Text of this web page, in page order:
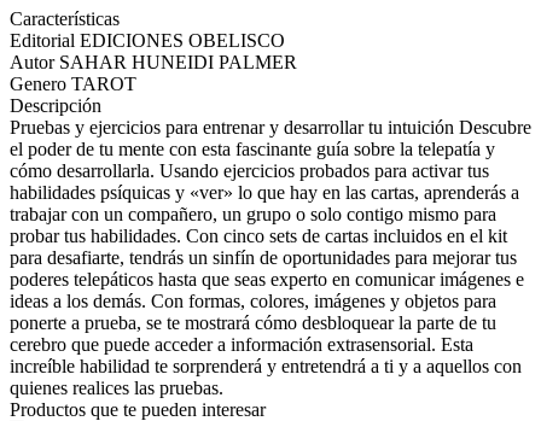
Características
Editorial EDICIONES OBELISCO
Autor SAHAR HUNEIDI PALMER
Genero TAROT
Descripción
Pruebas y ejercicios para entrenar y desarrollar tu intuición Descubre
el poder de tu mente con esta fascinante guía sobre la telepatía y
cómo desarrollarla. Usando ejercicios probados para activar tus
habilidades psíquicas y «ver» lo que hay en las cartas, aprenderás a
trabajar con un compañero, un grupo o solo contigo mismo para
probar tus habilidades. Con cinco sets de cartas incluidos en el kit
para desafiarte, tendrás un sinfín de oportunidades para mejorar tus
poderes telepáticos hasta que seas experto en comunicar imágenes e
ideas a los demás. Con formas, colores, imágenes y objetos para
ponerte a prueba, se te mostrará cómo desbloquear la parte de tu
cerebro que puede acceder a información extrasensorial. Esta
increíble habilidad te sorprenderá y entretendrá a ti y a aquellos con
quienes realices las pruebas.
Productos que te pueden interesar